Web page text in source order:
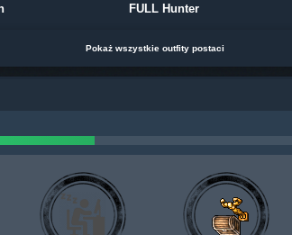
FULL Hunter
Pokaż wszystkie outfity postaci